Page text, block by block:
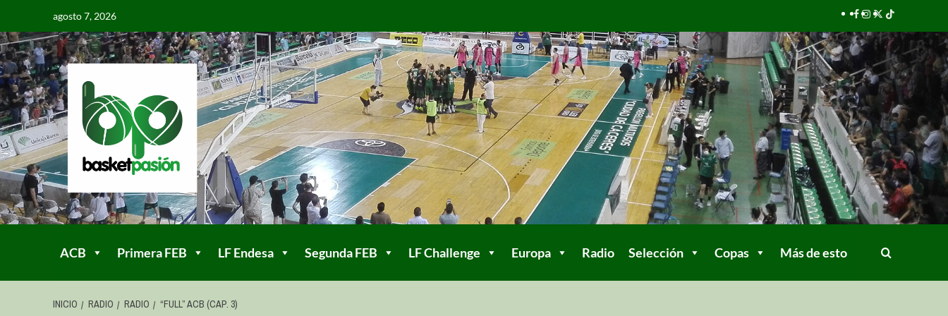
agosto 7, 2026
ACB Primera FEB LF Endesa Segunda FEB LF Challenge Europa Radio Selección Copas Más de esto
INICIO RADIO RADIO “FULL” ACB (CAP. 3)